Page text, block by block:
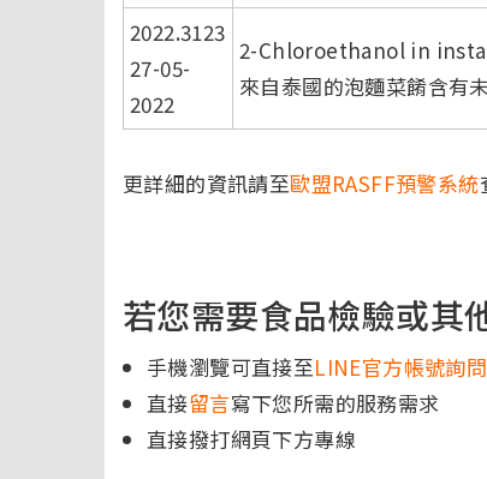
2022.3123
27-05-
2022
2-Chloroethanol in
來自泰國的泡麵菜餚含有
更詳細的資訊請至歐盟RASFF預警系統
若您需要食品檢驗或其
手機瀏覽可直接至LINE官方帳號詢問
直接留言寫下您所需的服務需求
直接撥打網頁下方專線